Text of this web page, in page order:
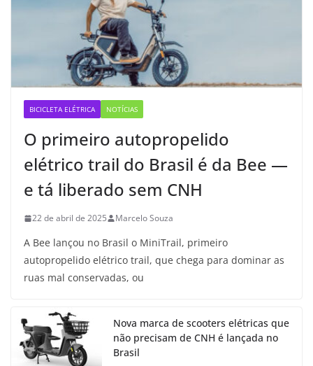
BICICLETA ELÉTRICA NOTÍCIAS
O primeiro autopropelido
elétrico trail do Brasil é da Bee —
e tá liberado sem CNH
22 de abril de 2025 Marcelo Souza
A Bee lançou no Brasil o MiniTrail, primeiro
autopropelido elétrico trail, que chega para dominar as
ruas mal conservadas, ou
Nova marca de scooters elétricas que
não precisam de CNH é lançada no
Brasil